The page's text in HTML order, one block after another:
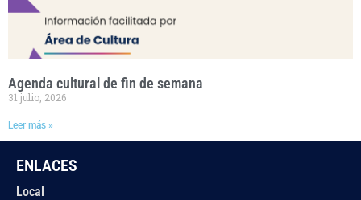
Agenda cultural de fin de semana
31 julio, 2026
Leer más »
ENLACES
Local